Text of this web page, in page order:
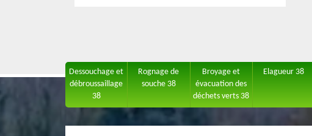
Dessouchage et
débroussaillage
38
Rognage de
souche 38
Broyage et
évacuation des
déchets verts 38
Elagueur 38